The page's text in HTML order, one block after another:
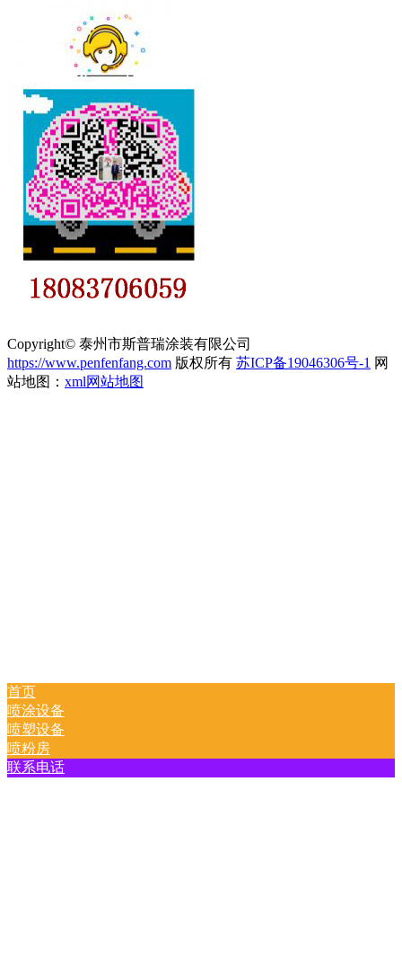
Copyright© 泰州市斯普瑞涂装有限公司
https://www.penfenfang.com 版权所有 苏ICP备19046306号-1 网
站地图： xml网站地图
首页
喷涂设备
喷塑设备
喷粉房
联系电话